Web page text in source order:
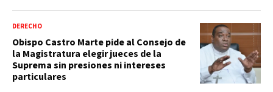
DERECHO
Obispo Castro Marte pide al Consejo de
la Magistratura elegir jueces de la
Suprema sin presiones ni intereses
particulares